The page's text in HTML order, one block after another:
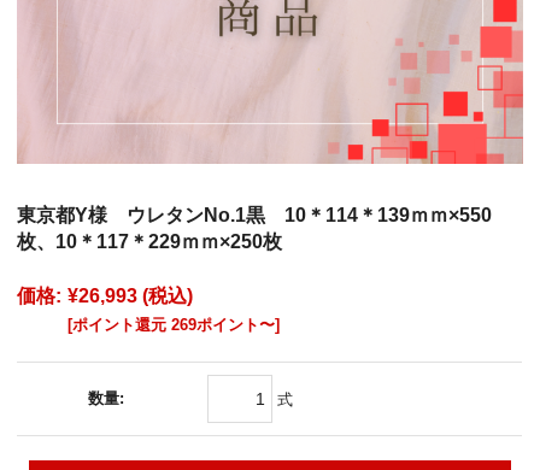
東京都Y様 ウレタンNo.1黒 10＊114＊139ｍｍ×550
枚、10＊117＊229ｍｍ×250枚
価格: ¥26,993 (税込)
[ポイント還元 269ポイント〜]
数量: 式